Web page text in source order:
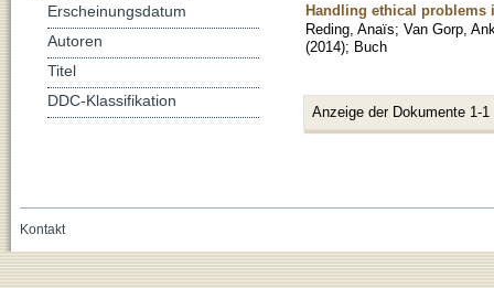
Handling ethical problems
Reding, Anaïs; Van Gorp,
(2014); Buch
Anzeige der Dokumente 1-1
Erscheinungsdatum
Autoren
Titel
DDC-Klassifikation
Kontakt